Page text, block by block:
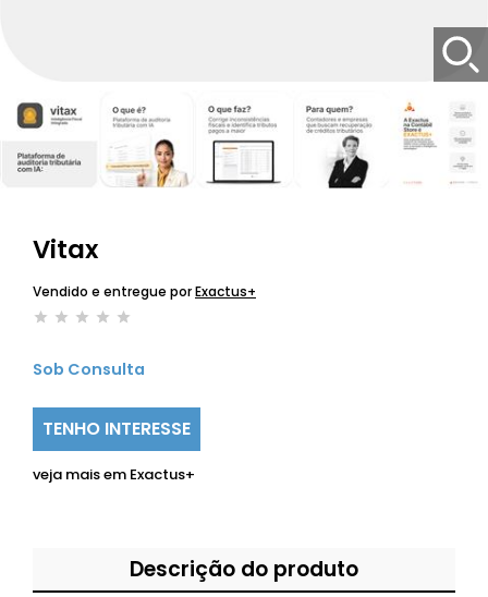
Vitax
Vendido e entregue porExactus+
Sob Consulta
TENHO INTERESSE
veja mais em Exactus+
Descrição do produto